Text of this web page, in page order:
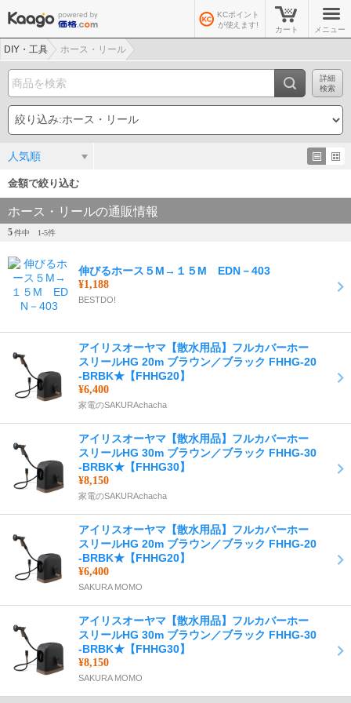
KCポイント
が使えます!
カート メニュー
DIY・工具 ホース・リール
詳細
検索
人気順
金額で絞り込む
ホース・リールの通販情報
5件中 1-5件
伸びるホース５M→１５M EDN－403
¥1,188
BESTDO!
アイリスオーヤマ【散水用品】フルカバーホー
スリールHG 20m ブラウン／ブラック FHHG-20
-BRBK★【FHHG20】
¥6,400
家電のSAKURAchacha
アイリスオーヤマ【散水用品】フルカバーホー
スリールHG 30m ブラウン／ブラック FHHG-30
-BRBK★【FHHG30】
¥8,150
家電のSAKURAchacha
アイリスオーヤマ【散水用品】フルカバーホー
スリールHG 20m ブラウン／ブラック FHHG-20
-BRBK★【FHHG20】
¥6,400
SAKURA MOMO
アイリスオーヤマ【散水用品】フルカバーホー
スリールHG 30m ブラウン／ブラック FHHG-30
-BRBK★【FHHG30】
¥8,150
SAKURA MOMO